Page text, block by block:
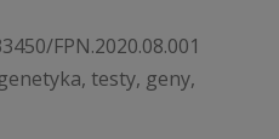
FPN.2020.08.001
testy, geny,